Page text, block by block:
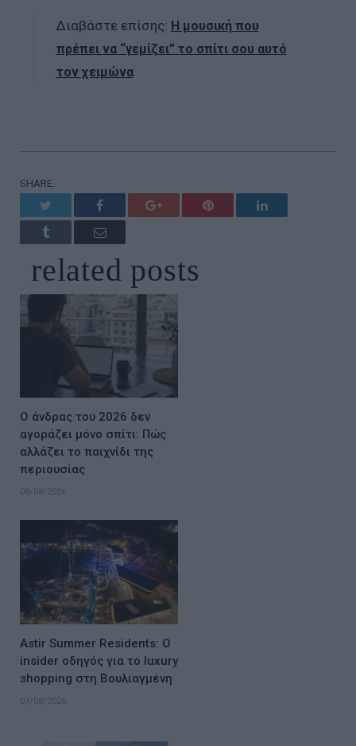
Διαβάστε επίσης: Η μουσική που
πρέπει να “γεμίζει” το σπίτι σου αυτό
τον χειμώνα
SHARE.
Facebook Google+ Pinterest LinkedIn
Tumblr Email
related posts
Ο άνδρας του 2026 δεν
αγοράζει μόνο σπίτι: Πώς
αλλάζει το παιχνίδι της
περιουσίας
08/08/2026
Astir Summer Residents: Ο
insider οδηγός για το luxury
shopping στη Βουλιαγμένη
07/08/2026